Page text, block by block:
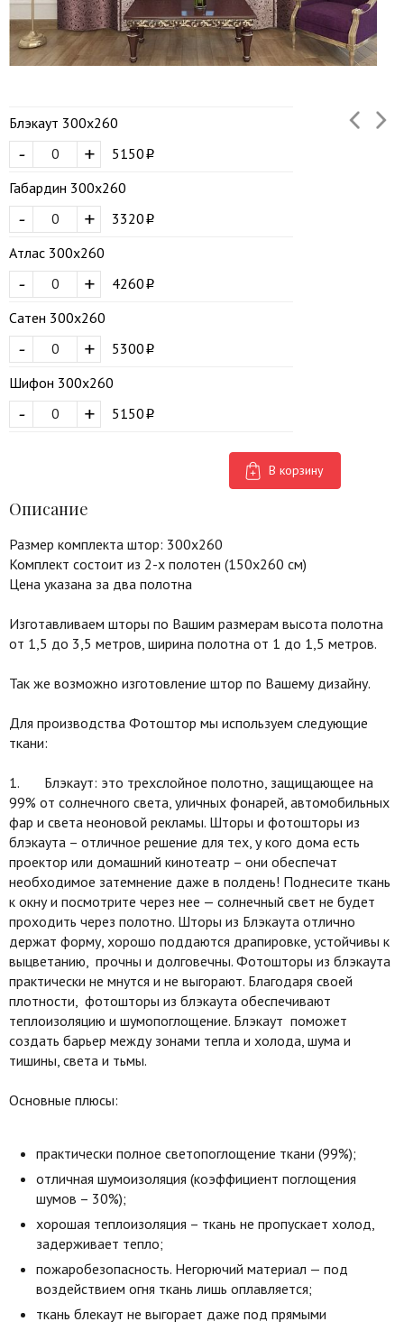
Блэкаут 300х260
+
-
5150
Габардин 300х260
+
-
3320
Атлас 300х260
+
-
4260
Сатен 300х260
+
-
5300
Шифон 300х260
+
- 5150
В корзину
Описание
Размер комплекта штор: 300х260
Комплект состоит из 2-х полотен (150х260 см)
Цена указана за два полотна
Изготавливаем шторы по Вашим размерам высота полотна
от 1,5 до 3,5 метров, ширина полотна от 1 до 1,5 метров.
Так же возможно изготовление штор по Вашему дизайну.
Для производства Фотоштор мы используем следующие
ткани:
1. Блэкаут: это трехслойное полотно, защищающее на
99% от солнечного света, уличных фонарей, автомобильных
фар и света неоновой рекламы. Шторы и фотошторы из
блэкаута – отличное решение для тех, у кого дома есть
проектор или домашний кинотеатр – они обеспечат
необходимое затемнение даже в полдень! Поднесите ткань
к окну и посмотрите через нее — солнечный свет не будет
проходить через полотно. Шторы из Блэкаута отлично
держат форму, хорошо поддаются драпировке, устойчивы к
выцветанию, прочны и долговечны. Фотошторы из блэкаута
практически не мнутся и не выгорают. Благодаря своей
плотности, фотошторы из блэкаута обеспечивают
теплоизоляцию и шумопоглощение. Блэкаут поможет
создать барьер между зонами тепла и холода, шума и
тишины, света и тьмы.
Основные плюсы:
практически полное светопоглощение ткани (99%);
отличная шумоизоляция (коэффициент поглощения
шумов – 30%);
хорошая теплоизоляция – ткань не пропускает холод,
задерживает тепло;
пожаробезопасность. Негорючий материал — под
воздействием огня ткань лишь оплавляется;
ткань блекаут не выгорает даже под прямыми